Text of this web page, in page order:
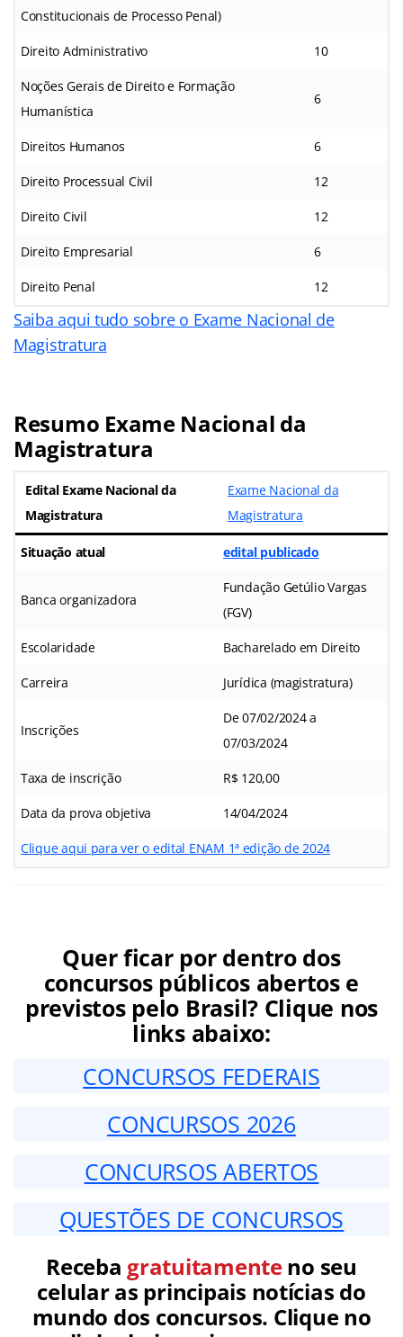
Constitucionais de Processo Penal)
Direito Administrativo 10
Noções Gerais de Direito e Formação
Humanística
6
Direitos Humanos 6
Direito Processual Civil 12
Direito Civil 12
Direito Empresarial 6
Direito Penal 12
Saiba aqui tudo sobre o Exame Nacional de
Magistratura
Resumo Exame Nacional da
Magistratura
Edital Exame Nacional da
Magistratura
Exame Nacional da
Magistratura
Situação atual edital publicado
Banca organizadora
Fundação Getúlio Vargas
(FGV)
Escolaridade Bacharelado em Direito
Carreira Jurídica (magistratura)
Inscrições
De 07/02/2024 a
07/03/2024
Taxa de inscrição R$ 120,00
Data da prova objetiva 14/04/2024
Clique aqui para ver o edital ENAM 1ª edição de 2024
Quer ficar por dentro dos
concursos públicos abertos e
previstos pelo Brasil? Clique nos
links abaixo:
CONCURSOS FEDERAIS
CONCURSOS 2026
CONCURSOS ABERTOS
QUESTÕES DE CONCURSOS
Receba gratuitamenteno seu
celular as principais notícias do
mundo dos concursos. Clique no